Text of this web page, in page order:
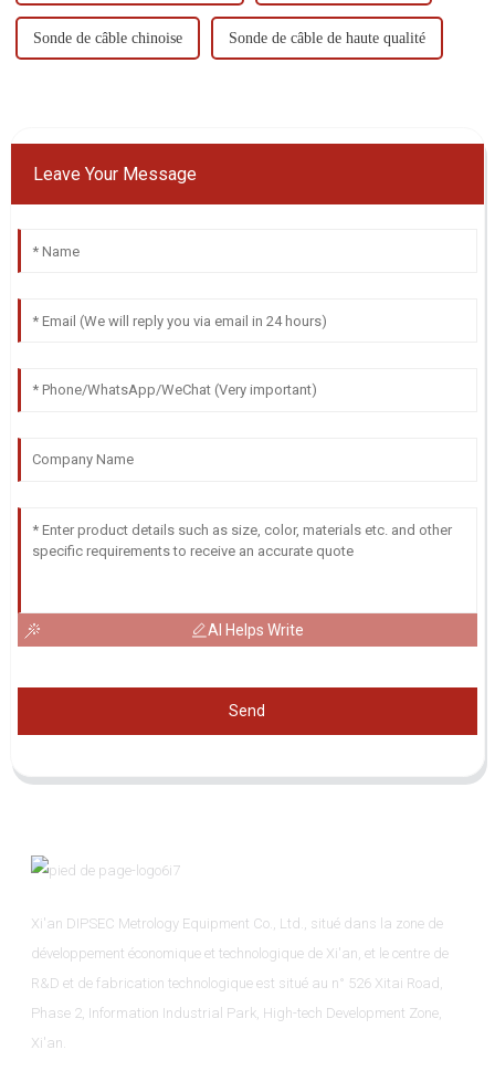
Sonde de câble chinoise Sonde de câble de haute qualité
Leave Your Message
AI Helps Write
Send
Xi'an DIPSEC Metrology Equipment Co., Ltd., situé dans la zone de
développement économique et technologique de Xi'an, et le centre de
R&D et de fabrication technologique est situé au n° 526 Xitai Road,
Phase 2, Information Industrial Park, High-tech Development Zone,
Xi'an.